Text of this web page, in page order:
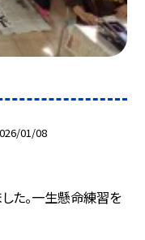
01/08
た。一生懸命練習を